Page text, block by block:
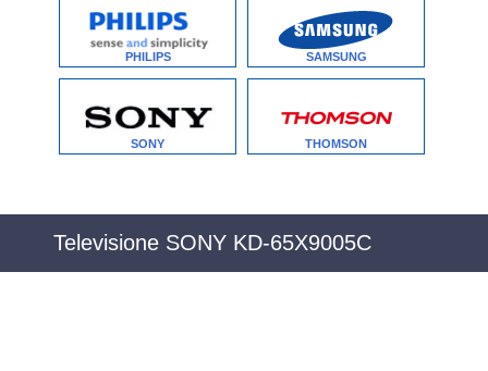
PHILIPS SAMSUNG
SONY THOMSON
Televisione SONY KD-65X9005C